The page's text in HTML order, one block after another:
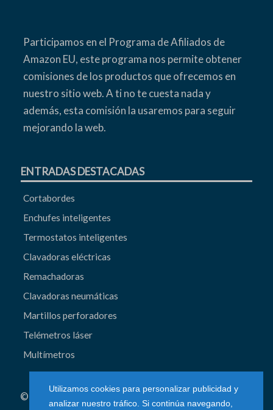
Participamos en el Programa de Afiliados de
Amazon EU, este programa nos permite obtener
comisiones de los productos que ofrecemos en
nuestro sitio web. A ti no te cuesta nada y
además, esta comisión la usaremos para seguir
mejorando la web.
ENTRADAS DESTACADAS
Cortabordes
Enchufes inteligentes
Termostatos inteligentes
Clavadoras eléctricas
Remachadoras
Clavadoras neumáticas
Martillos perforadores
Telémetros láser
Multímetros
© 2026 MejorHeramienta.top · Todos los derechos
Utilizamos cookies para personalizar publicidad y
analizar nuestro tráfico. Si continúa navegando,